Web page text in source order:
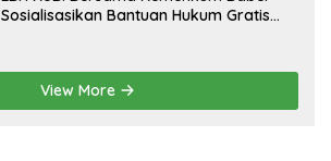
Sosialisasikan Bantuan Hukum Gratis
View More